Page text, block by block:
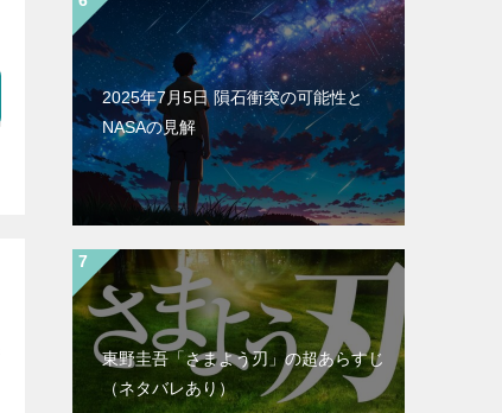
2025年7月5日 隕石衝突の可能性と
NASAの見解
東野圭吾「さまよう刃」の超あらすじ
（ネタバレあり）